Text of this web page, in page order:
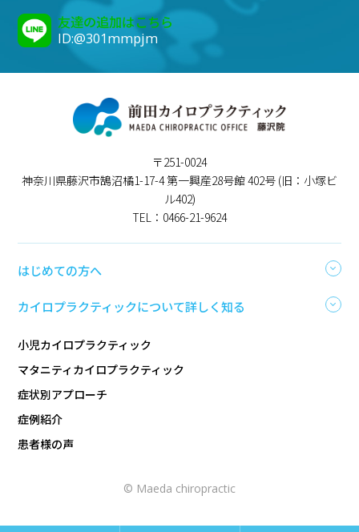
友達の追加はこちら
ID:@301mmpjm
〒251-0024
神奈川県藤沢市鵠沼橘1-17-4 第一興産28号館 402号 (旧：小塚ビ
ル402)
TEL：0466-21-9624
はじめての方へ
カイロプラクティックについて詳しく知る
小児カイロプラクティック
マタニティカイロプラクティック
症状別アプローチ
症例紹介
患者様の声
© Maeda chiropractic